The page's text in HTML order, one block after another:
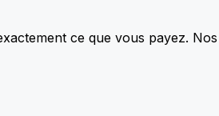
ce que vous payez.